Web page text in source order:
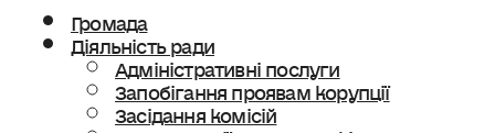
Громада
Діяльність ради
Адміністративні послуги
Запобігання проявам корупції
Засідання комісій